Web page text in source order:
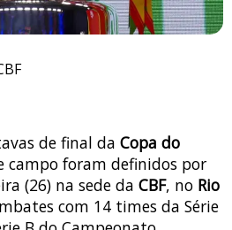
de final da Copa do
campo foram definidos por
(26) na sede da CBF, no Rio
com 14 times da Série